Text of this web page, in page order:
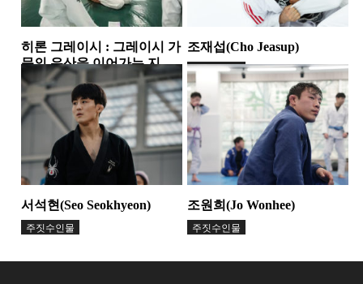
히론 그레이시 : 그레이시 가
문의 유산을 이어가는 지도
자주짓수인물
조재섭(Cho Jeasup)
주짓수인물
서석현(Seo Seokhyeon)
주짓수인물
조원희(Jo Wonhee)
주짓수인물